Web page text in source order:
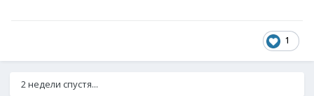
1
2 недели спустя...